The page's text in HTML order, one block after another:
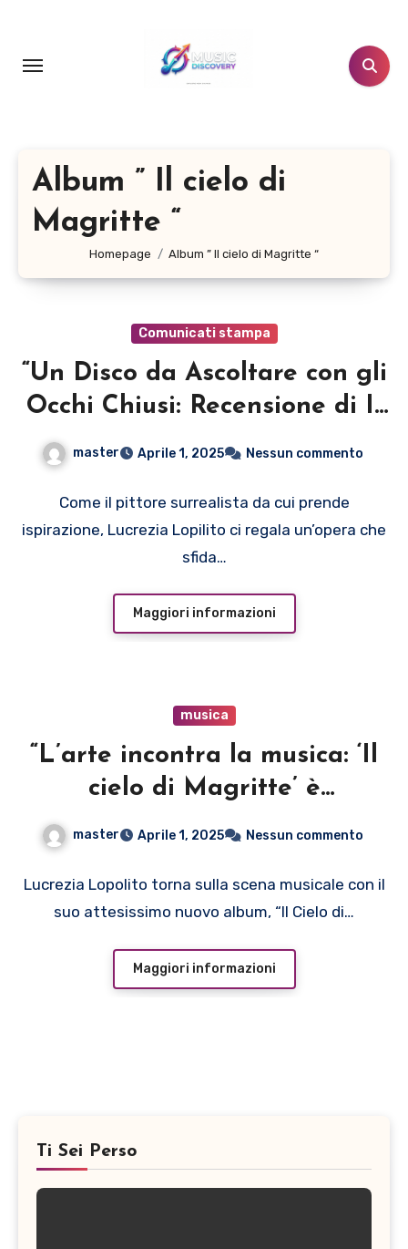
contenuto
Album ” Il cielo di
Magritte “
Homepage Album ” Il cielo di Magritte “
Comunicati stampa
“Un Disco da Ascoltare con gli
Occhi Chiusi: Recensione di Il
master Aprile 1, 2025 Nessun commento
Come il pittore surrealista da cui prende
ispirazione, Lucrezia Lopilito ci regala un’opera che
sfida…
Maggiori informazioni
musica
“L’arte incontra la musica: ‘Il
cielo di Magritte’ è
master Aprile 1, 2025 Nessun commento
Lucrezia Lopolito torna sulla scena musicale con il
suo attesissimo nuovo album, “Il Cielo di…
Maggiori informazioni
Ti Sei Perso